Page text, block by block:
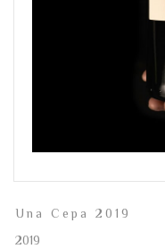
Una Cepa 2019
2019